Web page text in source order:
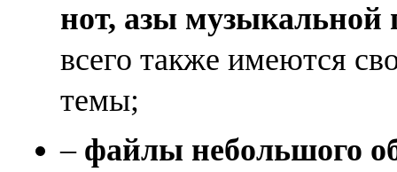
нот, азы музыкальной
всего также имеются
темы;
– файлы небольшого